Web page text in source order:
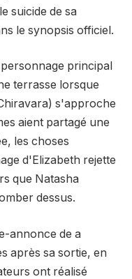
suicide de sa
le synopsis officiel.
principal
terrasse lorsque
s'approche
aient partagé une
les choses
d'Elizabeth rejette
que Natasha
dessus.
annonce de a
après sa sortie, en
ont réalisé